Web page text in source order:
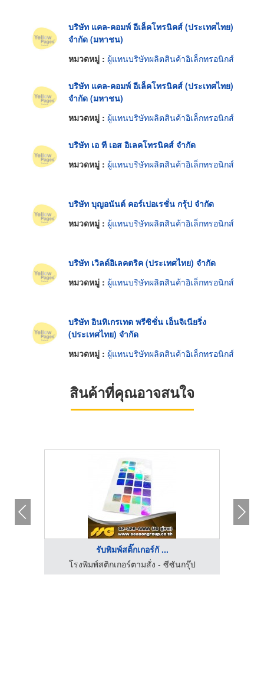
บริษัท แคล-คอมพ์ อีเล็คโทรนิคส์ (ประเทศไทย)
จำกัด (มหาชน)
หมวดหมู่ : ผู้แทนบริษัทผลิตสินค้าอิเล็กทรอนิกส์
บริษัท แคล-คอมพ์ อีเล็คโทรนิคส์ (ประเทศไทย)
จำกัด (มหาชน)
หมวดหมู่ : ผู้แทนบริษัทผลิตสินค้าอิเล็กทรอนิกส์
บริษัท เอ ที เอส อิเลคโทรนิคส์ จำกัด
หมวดหมู่ : ผู้แทนบริษัทผลิตสินค้าอิเล็กทรอนิกส์
บริษัท บุญอนันต์ คอร์เปอเรชั่น กรุ้ป จำกัด
หมวดหมู่ : ผู้แทนบริษัทผลิตสินค้าอิเล็กทรอนิกส์
บริษัท เวิลด์อิเลคตริค (ประเทศไทย) จำกัด
หมวดหมู่ : ผู้แทนบริษัทผลิตสินค้าอิเล็กทรอนิกส์
บริษัท อินทิเกรเทด พรีซิชั่น เอ็นจิเนียริ่ง
(ประเทศไทย) จำกัด
หมวดหมู่ : ผู้แทนบริษัทผลิตสินค้าอิเล็กทรอนิกส์
สินค้าที่คุณอาจสนใจ
รับพิมพ์สติ๊กเกอร์กั ...
โรงพิมพ์สติกเกอร์ตามสั่ง - ซีซันกรุ๊ป